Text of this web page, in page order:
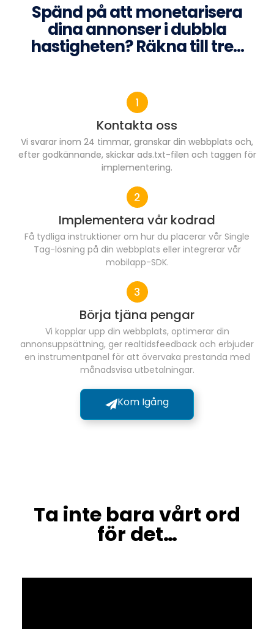
Spänd på att monetarisera
dina annonser i dubbla
hastigheten? Räkna till tre…
Kontakta oss
Vi svarar inom 24 timmar, granskar din webbplats och,
efter godkännande, skickar ads.txt-filen och taggen för
implementering.
Implementera vår kodrad
Få tydliga instruktioner om hur du placerar vår Single
Tag-lösning på din webbplats eller integrerar vår
mobilapp-SDK.
Börja tjäna pengar
Vi kopplar upp din webbplats, optimerar din
annonsuppsättning, ger realtidsfeedback och erbjuder
en instrumentpanel för att övervaka prestanda med
månadsvisa utbetalningar.
Kom Igång
Ta inte bara vårt ord
för det…